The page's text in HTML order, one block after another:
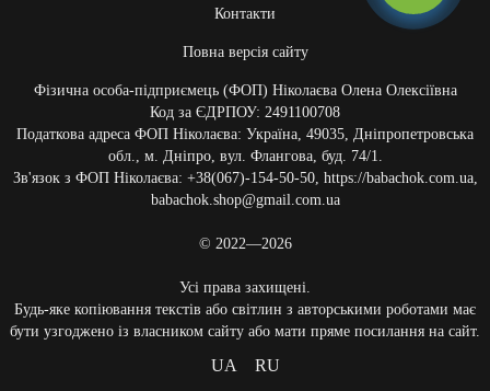
Контакти
Повна версія сайту
Фізична особа-підприємець (ФОП) Ніколаєва Олена Олексіївна
Код за ЄДРПОУ: 2491100708
Податкова адреса ФОП Ніколаєва: Україна, 49035, Дніпропетровська
обл., м. Дніпро, вул. Флангова, буд. 74/1.
Зв'язок з ФОП Ніколаєва: +38(067)-154-50-50, https://babachok.com.ua,
babachok.shop@gmail.com.ua
© 2022—2026
Усі права захищені.
Будь-яке копіювання текстів або світлин з авторськими роботами має
бути узгоджено із власником сайту або мати пряме посилання на сайт.
UA RU